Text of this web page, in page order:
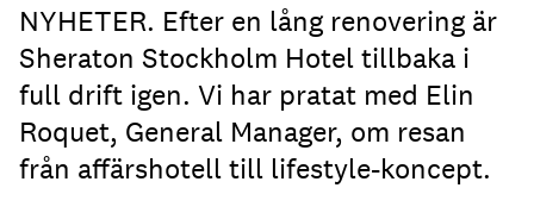
NYHETER. Efter en lång renovering är
Sheraton Stockholm Hotel tillbaka i
full drift igen. Vi har pratat med Elin
Roquet, General Manager, om resan
från affärshotell till lifestyle-koncept.